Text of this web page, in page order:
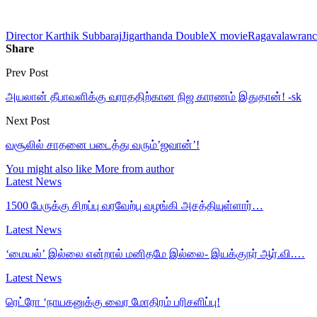
Director Karthik SubbarajJigarthanda DoubleX movie
Share
Prev Post
அயலான் தீபாவளிக்கு வராததிற்கான நிஜ காரணம் இதுதான்! -sk
Next Post
வசூலில் சாதனை படைத்து வரும்’ஜவான்’!
You might also like More from author
Latest News
1500 பேருக்கு சிறப்பு வரவேற்பு வழங்கி அசத்தியுள்ளார்…
Latest News
‘மையல்’ இல்லை என்றால் மனிதமே இல்லை- இயக்குநர் ஆர்.வி.…
Latest News
ரெட்ரோ ‘நாயகனுக்கு வைர மோதிரம் பரிசளிப்பு!